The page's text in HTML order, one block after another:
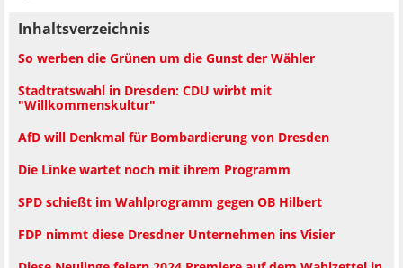
Inhaltsverzeichnis
So werben die Grünen um die Gunst der Wähler
Stadtratswahl in Dresden: CDU wirbt mit
"Willkommenskultur"
AfD will Denkmal für Bombardierung von Dresden
Die Linke wartet noch mit ihrem Programm
SPD schießt im Wahlprogramm gegen OB Hilbert
FDP nimmt diese Dresdner Unternehmen ins Visier